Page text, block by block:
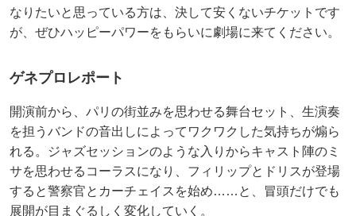
なりたいと思っている方は、決して安くないチケットです
が、ぜひハッピーパワーをもらいに劇場に来てください。
ゲネプロレポート
開演前から、パリの街並みを思わせる舞台セット、生演奏
を担うバンドの音出しによってワクワクした気持ちが煽ら
れる。ジャズセッションのような入りからキャスト陣のミ
サを思わせるコーラスになり、フィリップとドリスが登場
すると警察官とカーチェイスを始め……と、冒頭だけでも
展開が目まぐるしく変化していく。